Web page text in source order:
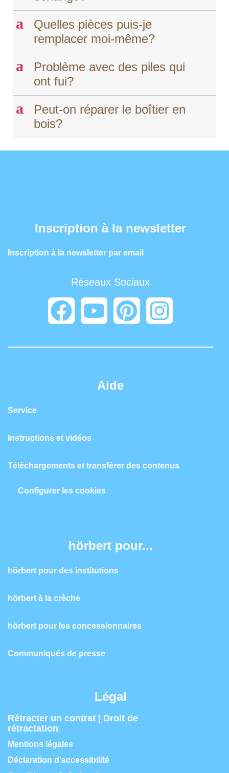
a
Quelles pièces puis-je
remplacer moi-même?
a
Problème avec des piles qui
ont fui?
a
Peut-on réparer le boîtier en
bois?
Inscription à la newsletter
Inscription à la newsletter par email
Réseaux Sociaux
Aide
Service
Instructions et vidéos
Téléchargements et transférer des contenus
Configurer les cookies
hörbert pour...
hörbert pour des institutions
hörbert à la crèche
hörbert pour les concessionnaires
Communiqués de presse
Légal
Rétracter un contrat | Droit de
rétractation
Mentions légales
Déclaration d’accessibilité